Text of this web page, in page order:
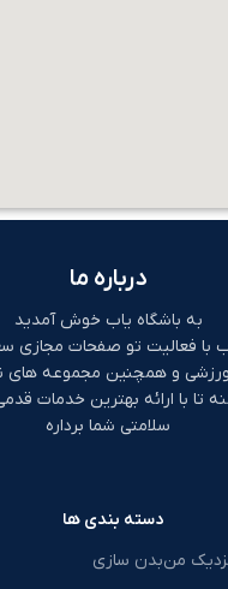
درباره ما
به باشگاه یاب خوش آمدید
با فعالیت تو صفحات مجازی
و همچنین مجموعه های
تا با ارائه بهترین خدمات
سلامتی شما برداره
من
دسته بندی ها
بدن سازی